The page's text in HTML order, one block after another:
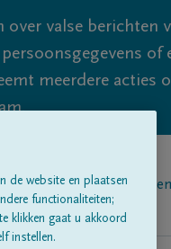
valse berichten
of
meerdere acties
ons
de website en plaatsen
functionaliteiten;
klikken gaat u akkoord
instellen.